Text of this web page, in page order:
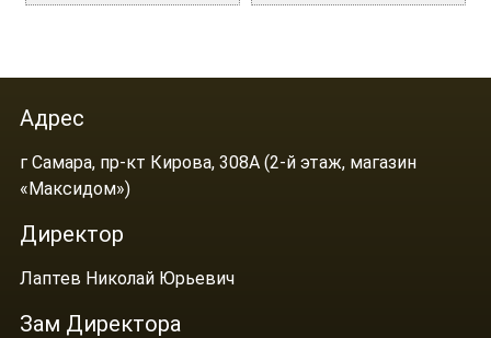
Адрес
г Самара, пр-кт Кирова, 308А (2-й этаж, магазин
«Максидом»)
Директор
Лаптев Николай Юрьевич
Зам Директора